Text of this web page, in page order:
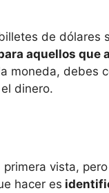
de dólares
aquellos que
moneda, debes
dinero.
vista,
hacer es